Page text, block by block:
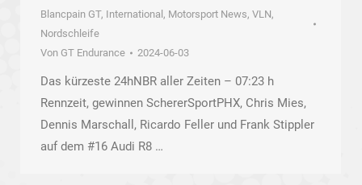
Blancpain GT, International , Motorsport News, VLN,
Nordschleife
Von GT Endurance 2024-06-03
Das kürzeste 24hNBR aller Zeiten – 07:23 h
Rennzeit, gewinnen SchererSportPHX, Chris Mies,
Dennis Marschall, Ricardo Feller und Frank Stippler
auf dem #16 Audi R8 …